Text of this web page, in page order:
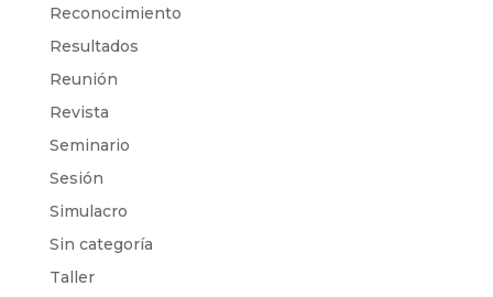
Reconocimiento
Resultados
Reunión
Revista
Seminario
Sesión
Simulacro
Sin categoría
Taller